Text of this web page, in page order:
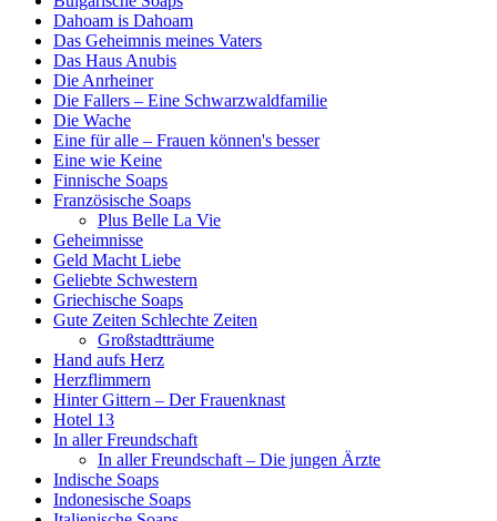
Dahoam is Dahoam
Das Geheimnis meines Vaters
Das Haus Anubis
Die Anrheiner
Die Fallers – Eine Schwarzwaldfamilie
Die Wache
Eine für alle – Frauen können's besser
Eine wie Keine
Finnische Soaps
Französische Soaps
Plus Belle La Vie
Geheimnisse
Geld Macht Liebe
Geliebte Schwestern
Griechische Soaps
Gute Zeiten Schlechte Zeiten
Großstadtträume
Hand aufs Herz
Herzflimmern
Hinter Gittern – Der Frauenknast
Hotel 13
In aller Freundschaft
In aller Freundschaft – Die jungen Ärzte
Indische Soaps
Indonesische Soaps